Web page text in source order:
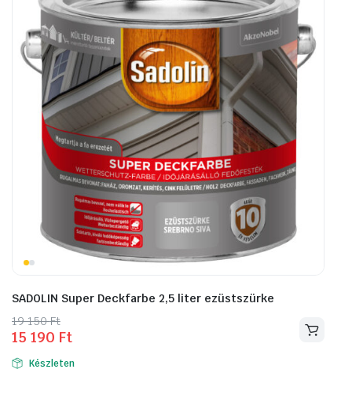
SADOLIN Super Deckfarbe 2,5 liter ezüstszürke
19 150Ft
Original
price
was:
15 190 Ft
Current
price
is: Készleten